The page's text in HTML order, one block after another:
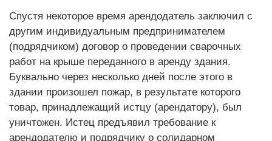
Спустя некоторое время арендодатель заключил с
другим индивидуальным предпринимателем
(подрядчиком) договор о проведении сварочных
работ на крыше переданного в аренду здания.
Буквально через несколько дней после этого в
здании произошел пожар, в результате которого
товар, принадлежащий истцу (арендатору), был
уничтожен. Истец предъявил требование к
арендодателю и подрядчику о солидарном